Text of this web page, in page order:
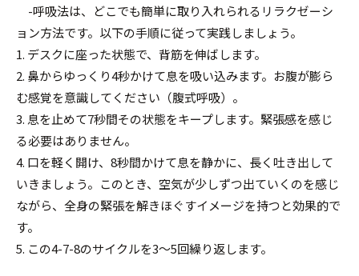
-呼吸法は、どこでも簡単に取り入れられるリラクゼーシ
ョン方法です。以下の手順に従って実践しましょう。
1. デスクに座った状態で、背筋を伸ばします。
2. 鼻からゆっくり4秒かけて息を吸い込みます。お腹が膨ら
む感覚を意識してください（腹式呼吸）。
3. 息を止めて7秒間その状態をキープします。緊張感を感じ
る必要はありません。
4. 口を軽く開け、8秒間かけて息を静かに、長く吐き出して
いきましょう。このとき、空気が少しずつ出ていくのを感じ
ながら、全身の緊張を解きほぐすイメージを持つと効果的で
す。
5. この4-7-8のサイクルを3～5回繰り返します。